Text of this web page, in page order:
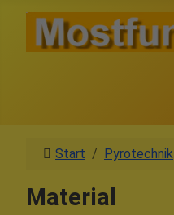
Start Pyrotechnik
Material